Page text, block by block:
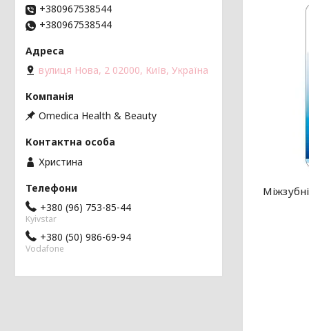
+380967538544
+380967538544
вулиця Нова, 2 02000, Київ, Україна
Omedica Health & Beauty
Христина
+380 (96) 753-85-44
Kyivstar
+380 (50) 986-69-94
Vodafone